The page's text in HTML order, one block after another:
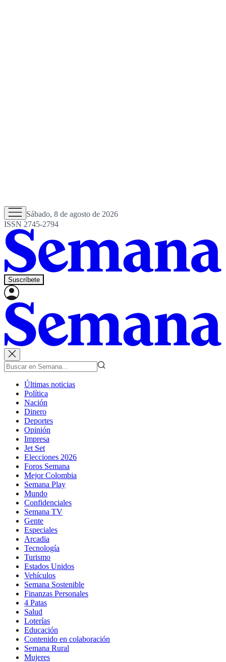
Sábado, 8 de agosto de 2026
ISSN 2745-2794
Suscríbete
Últimas noticias
Política
Nación
Dinero
Deportes
Opinión
Impresa
Jet Set
Elecciones 2026
Foros Semana
Mejor Colombia
Semana Play
Mundo
Confidenciales
Semana TV
Gente
Especiales
Arcadia
Tecnología
Turismo
Estados Unidos
Vehículos
Semana Sostenible
Finanzas Personales
4 Patas
Salud
Loterías
Educación
Contenido en colaboración
Semana Rural
Mujeres